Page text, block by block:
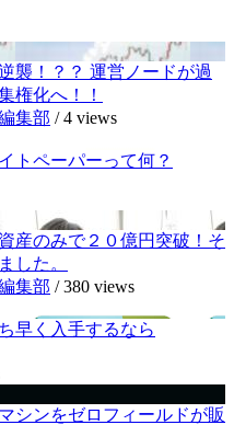
襲！？？ 運営ノードが過
権化へ！！
集部 /4 views
トペーパーって何？
産のみで２０億円突破！そ
した。
集部 /380 views
早く入手するなら
シンをゼロフィールドが販